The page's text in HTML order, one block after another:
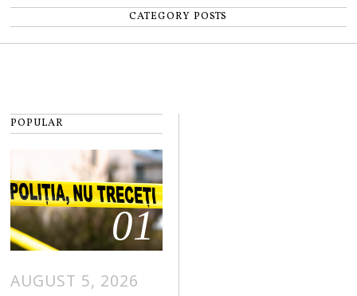
CATEGORY POSTS
POPULAR
01
AUGUST 5, 2026